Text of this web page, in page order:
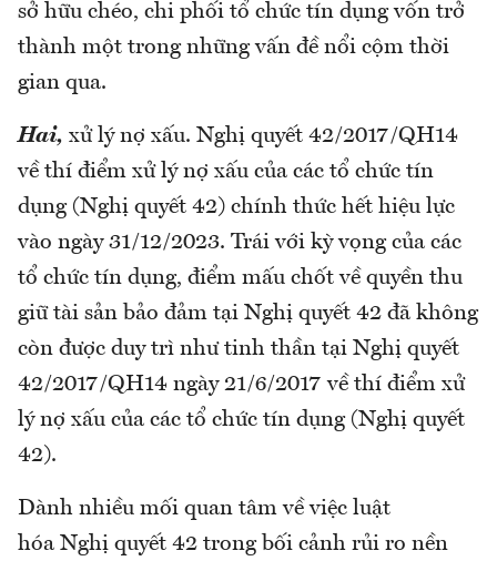
sở hữu chéo, chi phối tổ chức tín dụng vốn trở
thành một trong những vấn đề nổi cộm thời
gian qua.
Hai, xử lý nợ xấu. Nghị quyết 42/2017/QH14
về thí điểm xử lý nợ xấu của các tổ chức tín
dụng (Nghị quyết 42) chính thức hết hiệu lực
vào ngày 31/12/2023. Trái với kỳ vọng của các
tổ chức tín dụng, điểm mấu chốt về quyền thu
giữ tài sản bảo đảm tại Nghị quyết 42 đã không
còn được duy trì như tinh thần tại Nghị quyết
42/2017/QH14 ngày 21/6/2017 về thí điểm xử
lý nợ xấu của các tổ chức tín dụng (Nghị quyết
42).
Dành nhiều mối quan tâm về việc luật
hóa Nghị quyết 42 trong bối cảnh rủi ro nền